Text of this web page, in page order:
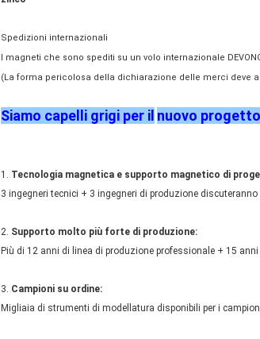
Spedizioni internazionali
I magneti che sono spediti su un volo internazionale DEVONO
(La forma pericolosa della dichiarazione delle merci deve
Siamo capelli grigi per il nuovo progetto
1. Tecnologia magnetica e supporto magnetico di
3 ingegneri tecnici + 3 ingegneri di produzione
2. Supporto molto più forte di produzione:
Più di 12 anni di linea di produzione professionale + 15
3. Campioni su ordine:
Migliaia di strumenti di modellatura disponibili per i